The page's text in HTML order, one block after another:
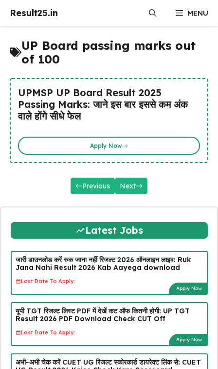
Result25.in MENU
UP Board passing marks out
of 100
UPMSP UP Board Result 2025
Passing Marks: जाने इस बार इससे कम अंक
वाले होंगे सीधे फेल
Apply Now
Previous Next
Latest Jobs
जारी डाउनलोड करें रुक जाना नहीं रिजल्ट 2026 ऑनलाइन लाइव: Ruk
Jana Nahi Result 2026 Kab Aayega download
Last Date To Apply:
Apply Now
यूपी TGT रिजल्ट लिस्ट PDF में देखें कट ऑफ कितनी होगी: UP TGT
Result 2026 PDF Download Check CUT Off
Last Date To Apply:
Apply Now
अभी-अभी चेक करें CUET UG रिजल्ट स्कोरकार्ड डायरेक्ट लिंक से: CUET